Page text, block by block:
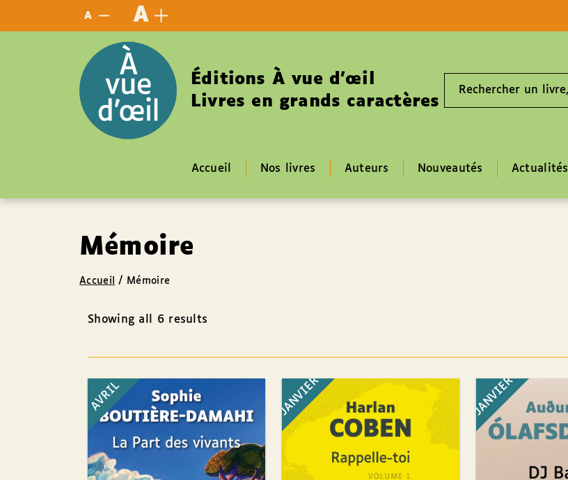
A A
Éditions À vue d’œil
Livres en grands caractères livre,
Accueil Nos livres Auteurs Nouveautés Actualités
Mémoire
Accueil / Mémoire
Showing all 6 results
AVRIL JANVIER JANVIER
Panneau de gestion des cookies